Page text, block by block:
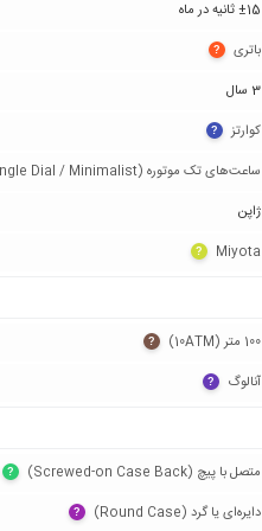
±15 ثانیه در ماه
باتری‏ ?
3 سال
کوارتز‏ ?
ساعت‌های تک موتوره (Single Dial / Minimalist)‏
ژاپن
Miyota‏
?
100 متر (10ATM)‏ ?
آنالوگ‏ ?
متصل با پیچ (Screwed-on Case Back)‏ ?
دایره‌ای یا گرد (Round Case)‏ ?